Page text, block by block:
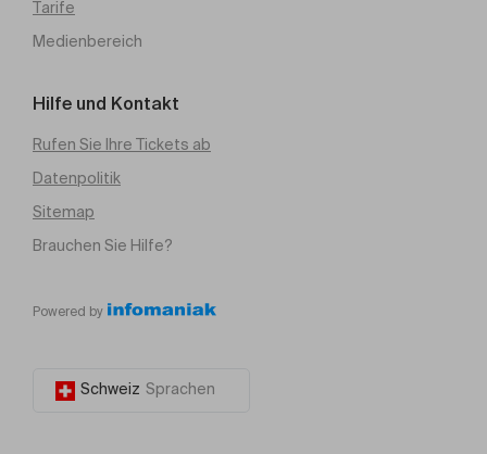
Tarife
Medienbereich
Hilfe und Kontakt
Rufen Sie Ihre Tickets ab
Datenpolitik
Sitemap
Brauchen Sie Hilfe?
Powered by
Schweiz Sprachen